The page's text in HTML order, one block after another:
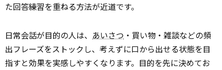
た回答練習を重ねる方法が近道です。
日常会話が目的の人は、 あいさつ ・買い物・雑談などの頻
出フレーズをストックし、考えずに口から出せる状態を目
指すと効果を実感しやすくなります。目的を先に決めてお